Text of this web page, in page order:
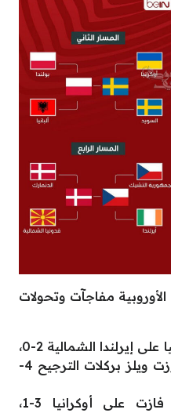
مفاجآت وتحولات
المسار الأول: فازت إيطاليا على إيرلندا الشمالية 2-0،
والبوسنة والهرسك تجاوزت ويلز بركلات الترجيح 4-
المسار الثاني: السويد فازت على أوكرانيا 3-1،